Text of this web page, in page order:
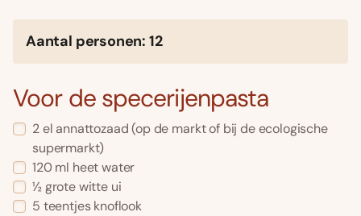
Aantal personen: 12
Voor de specerijenpasta
2 el annattozaad (op de markt of bij de ecologische
supermarkt)
120 ml heet water
½ grote witte ui
5 teentjes knoflook